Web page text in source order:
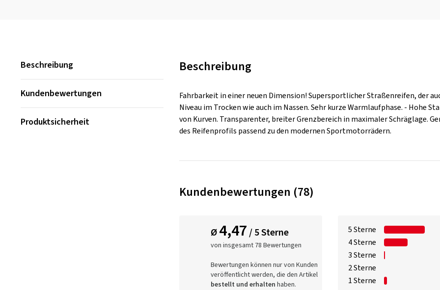
Beschreibung
Kundenbewertungen
Produktsicherheit
Beschreibung
Fahrbarkeit in einer neuen Dimension! Supersportlicher Straßenreifen, der
Niveau im Trocken wie auch im Nassen. Sehr kurze Warmlaufphase. - Hohe
von Kurven. Transparenter, breiter Grenzbereich in maximaler Schräglage.
des Reifenprofils passend zu den modernen Sportmotorrädern.
Kundenbewertungen (78)
Ø4,47/ 5 Sterne
von insgesamt 78 Bewertungen
Bewertungen können nur von Kunden
veröffentlicht werden, die den Artikel
bestellt und erhalten haben.
5 Sterne
4 Sterne
3 Sterne
2 Sterne
1 Sterne